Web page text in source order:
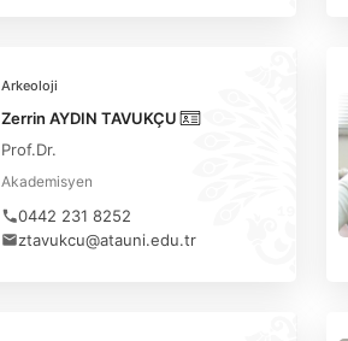
Arkeoloji
Zerrin AYDIN TAVUKÇU
Prof.Dr.
Akademisyen
0442 231 8252
ztavukcu@atauni.edu.tr